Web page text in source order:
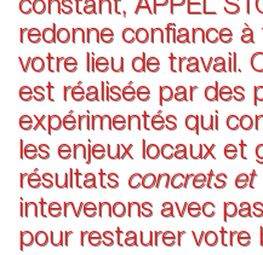
constant, APPEL
redonne confiance
votre lieu de travail.
est réalisée par des
expérimentés qui
les enjeux locaux et
résultats concrets et
intervenons avec
pour restaurer votre